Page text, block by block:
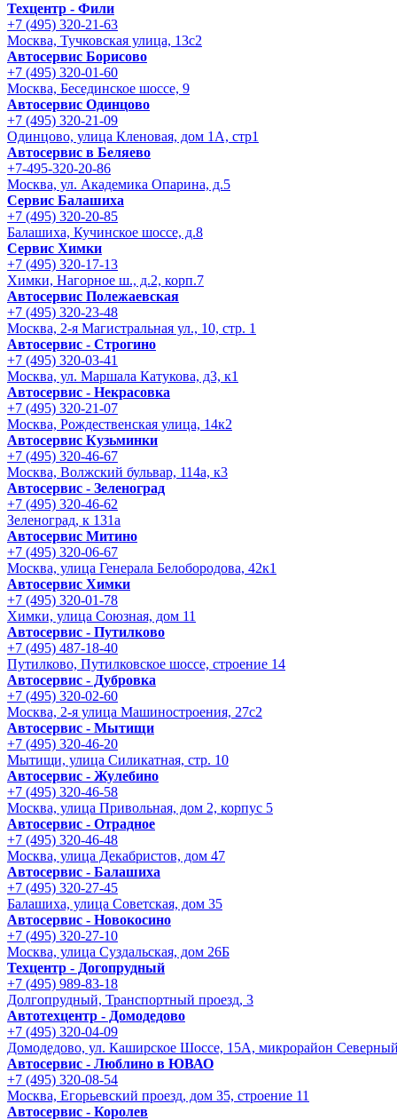
Техцентр - Фили
+7 (495) 320-21-63
Москва, Тучковская улица, 13с2
Автосервис Борисово
+7 (495) 320-01-60
Москва, Бесединское шоссе, 9
Автосервис Одинцово
+7 (495) 320-21-09
Одинцово, улица Кленовая, дом 1А, стр1
Автосервис в Беляево
+7-495-320-20-86
Москва, ул. Академика Опарина, д.5
Сервис Балашиха
+7 (495) 320-20-85
Балашиха, Кучинское шоссе, д.8
Сервис Химки
+7 (495) 320-17-13
Химки, Нагорное ш., д.2, корп.7
Автосервис Полежаевская
+7 (495) 320-23-48
Москва, 2-я Магистральная ул., 10, стр. 1
Автосервис - Строгино
+7 (495) 320-03-41
Москва, ул. Маршала Катукова, д3, к1
Автосервис - Некрасовка
+7 (495) 320-21-07
Москва, Рождественская улица, 14к2
Автосервис Кузьминки
+7 (495) 320-46-67
Москва, Волжский бульвар, 114а, к3
Автосервис - Зеленоград
+7 (495) 320-46-62
Зеленоград, к 131а
Автосервис Митино
+7 (495) 320-06-67
Москва, улица Генерала Белобородова, 42к1
Автосервис Химки
+7 (495) 320-01-78
Химки, улица Союзная, дом 11
Автосервис - Путилково
+7 (495) 487-18-40
Путилково, Путилковское шоссе, строение 14
Автосервис - Дубровка
+7 (495) 320-02-60
Москва, 2-я улица Машиностроения, 27с2
Автосервис - Мытищи
+7 (495) 320-46-20
Мытищи, улица Силикатная, стр. 10
Автосервис - Жулебино
+7 (495) 320-46-58
Москва, улица Привольная, дом 2, корпус 5
Автосервис - Отрадное
+7 (495) 320-46-48
Москва, улица Декабристов, дом 47
Автосервис - Балашиха
+7 (495) 320-27-45
Балашиха, улица Советская, дом 35
Автосервис - Новокосино
+7 (495) 320-27-10
Москва, улица Суздальская, дом 26Б
Техцентр - Догопрудный
+7 (495) 989-83-18
Долгопрудный, Транспортный проезд, 3
Автотехцентр - Домодедово
+7 (495) 320-04-09
Домодедово, ул. Каширское Шоссе, 15А, микрорайон
Автосервис - Люблино в ЮВАО
+7 (495) 320-08-54
Москва, Егорьевский проезд, дом 35, строение 11
Автосервис - Королев